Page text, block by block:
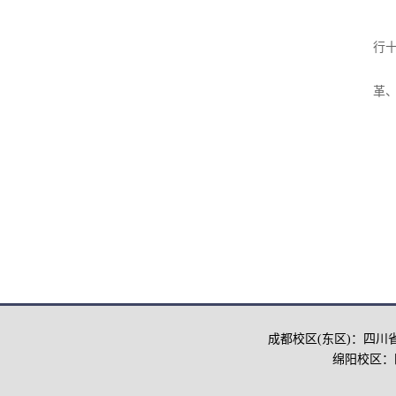
行
革
成都校区(东区)：四川
绵阳校区